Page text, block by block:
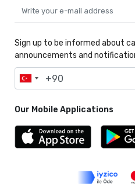
Sign up to be informed about
announcements and
Our Mobile Applications